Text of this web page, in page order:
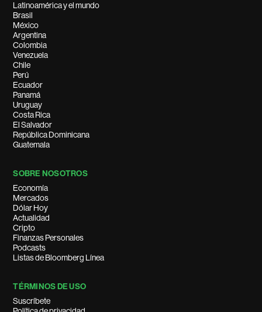
Latinoamérica y el mundo
Brasil
México
Argentina
Colombia
Venezuela
Chile
Perú
Ecuador
Panamá
Uruguay
Costa Rica
El Salvador
República Dominicana
Guatemala
SOBRE NOSOTROS
Economía
Mercados
Dólar Hoy
Actualidad
Cripto
Finanzas Personales
Podcasts
Listas de Bloomberg Línea
TÉRMINOS DE USO
Suscríbete